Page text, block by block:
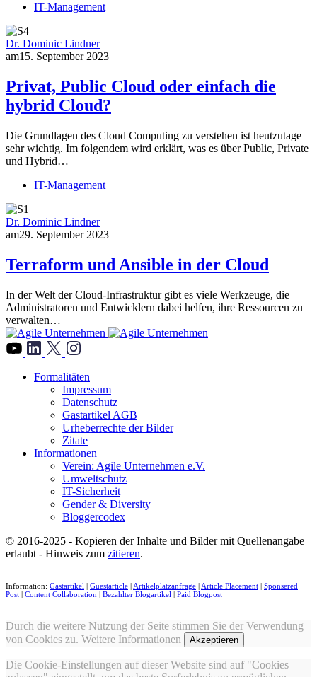
IT-Management
Dr. Dominic Lindner
am15. September 2023
Privat, Public Cloud oder einfach die
hybrid Cloud?
Die Grundlagen des Cloud Computing zu verstehen ist heutzutage
sehr wichtig. Im folgendem wird erklärt, was es über Public, Private
und Hybrid…
IT-Management
Dr. Dominic Lindner
am29. September 2023
Terraform und Ansible in der Cloud
In der Welt der Cloud-Infrastruktur gibt es viele Werkzeuge, die
Administratoren und Entwicklern dabei helfen, ihre Ressourcen zu
verwalten…
Formalitäten
Impressum
Datenschutz
Gastartikel AGB
Urheberrechte der Bilder
Zitate
Informationen
Verein: Agile Unternehmen e.V.
Umweltschutz
IT-Sicherheit
Gender & Diversity
Bloggercodex
© 2016-2025 - Kopieren der Inhalte und Bilder mit Quellenangabe
erlaubt - Hinweis zum zitieren.
Information: Gastartikel | Guestarticle | Artikelplatzanfrage | Article Placement | Sponsered
Post | Content Collaboration | Bezahlter Blogartikel | Paid Blogpost
Durch die weitere Nutzung der Seite stimmen Sie der Verwendung
von Cookies zu. Weitere Informationen Akzeptieren
Die Cookie-Einstellungen auf dieser Website sind auf "Cookies